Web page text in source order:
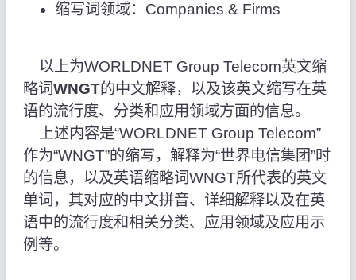
缩写词领域：Companies & Firms
以上为WORLDNET Group Telecom英文缩
略词WNGT的中文解释，以及该英文缩写在英
语的流行度、分类和应用领域方面的信息。
上述内容是“WORLDNET Group Telecom”
作为“WNGT”的缩写，解释为“世界电信集团”时
的信息，以及英语缩略词WNGT所代表的英文
单词，其对应的中文拼音、详细解释以及在英
语中的流行度和相关分类、应用领域及应用示
例等。